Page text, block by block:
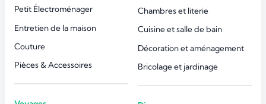
Petit Électroménager
Entretien de la maison
Couture
Pièces & Accessoires
Chambres et literie
Cuisine et salle de bain
Décoration et aménagement
Bricolage et jardinage